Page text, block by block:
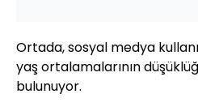
Ortada, sosyal medya
yaş ortalamalarının
bulunuyor.